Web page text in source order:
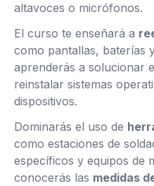
altavoces o micrófonos.
El curso te enseñará a
como pantallas, baterías
aprenderás a solucionar
reinstalar sistemas
dispositivos.
Dominarás el uso de
como estaciones de
específicos y equipos de
conocerás las medidas